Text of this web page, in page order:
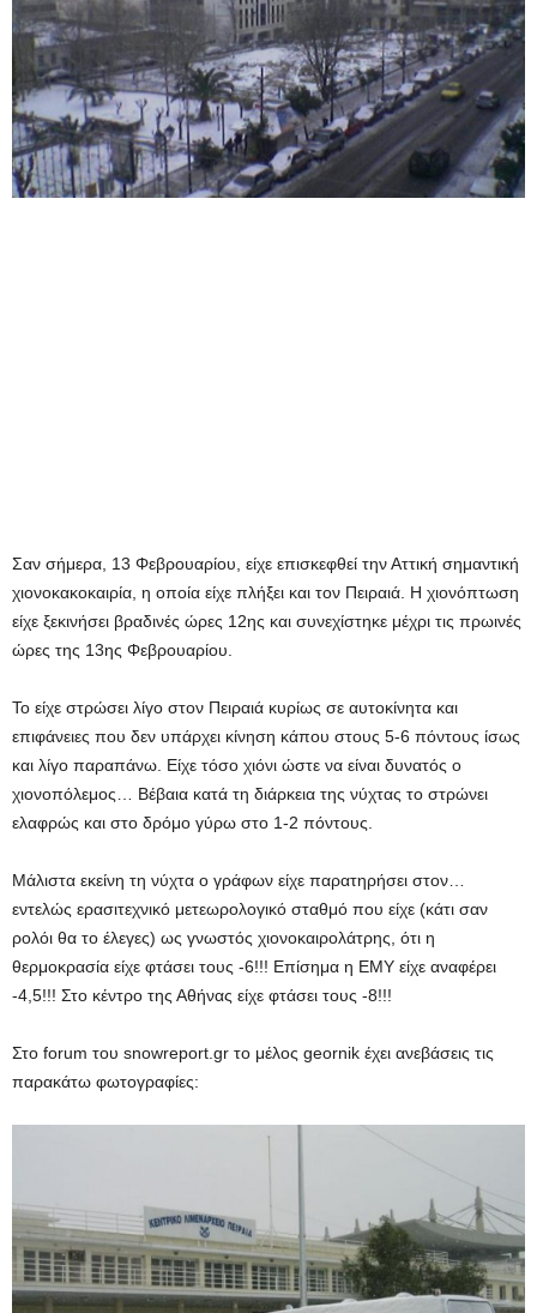
Σαν σήμερα, 13 Φεβρουαρίου, είχε επισκεφθεί την Αττική σημαντική
χιονοκακοκαιρία, η οποία είχε πλήξει και τον Πειραιά. Η χιονόπτωση
είχε ξεκινήσει βραδινές ώρες 12ης και συνεχίστηκε μέχρι τις πρωινές
ώρες της 13ης Φεβρουαρίου.
To είχε στρώσει λίγο στον Πειραιά κυρίως σε αυτοκίνητα και
επιφάνειες που δεν υπάρχει κίνηση κάπου στους 5-6 πόντους ίσως
και λίγο παραπάνω. Είχε τόσο χιόνι ώστε να είναι δυνατός ο
χιονοπόλεμος… Βέβαια κατά τη διάρκεια της νύχτας το στρώνει
ελαφρώς και στο δρόμο γύρω στο 1-2 πόντους.
Μάλιστα εκείνη τη νύχτα ο γράφων είχε παρατηρήσει στον…
εντελώς ερασιτεχνικό μετεωρολογικό σταθμό που είχε (κάτι σαν
ρολόι θα το έλεγες) ως γνωστός χιονοκαιρολάτρης, ότι η
θερμοκρασία είχε φτάσει τους -6!!! Επίσημα η ΕΜΥ είχε αναφέρει
-4,5!!! Στο κέντρο της Αθήνας είχε φτάσει τους -8!!!
Στο forum του snowreport.gr το μέλος geornik έχει ανεβάσεις τις
παρακάτω φωτογραφίες: